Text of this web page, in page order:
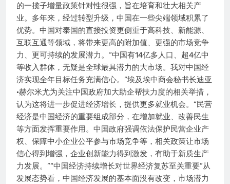
的一揽子增量政策针对性很强，旨在培育和壮大相关产
业。多年来，经过转型升级，中国在一些尖端领域积累了
优势。中国对泰国的直接投资更侧重于高科技、新能源、
互联互通等领域，将带来更高的附加值、更强的市场竞争
力、更可持续的发展潜力。“中国有14亿多人口、超4亿中
等收入群体，无疑是全球最具潜力的大市场。我对中国经
济实现全年目标任务充满信心。”埃及埃中商会秘书长迪亚
·赫尔米尤为关注中国政府加大助企帮扶力度的相关举措，
认为这将进一步促进经济增长，提供更多就业机会。“民营
经济是中国经济的重要组成部分，在增加就业、改善民生
等方面发挥重要作用。中国政府强调依法保护民营企业产
权、保障中小企业公平参与市场竞争等，相关政策让市场
信心得到增强，企业创新能力得到激发，有助于新质生产
力发展。”“中国经济持续增长对世界经济复苏至关重要”从
发展态势看，中国经济发展的基本面没有改变，市场潜力